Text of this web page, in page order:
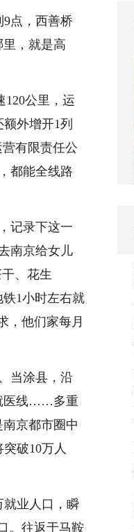
点，西善桥
，就是高
公里，运
外增开1列
有限责任公
都能全线路
记录下这一
南京给女儿
、花生
1小时左右就
，他们家每月
当涂县，沿
医线……多重
京都市圈中
破10万人
业人口，瞬
。往返于马鞍